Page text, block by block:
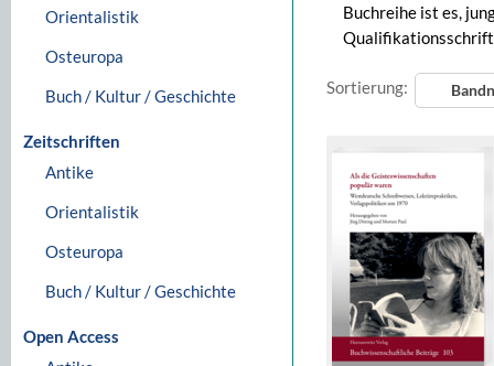
Orientalistik
Osteuropa
Buch / Kultur / Geschichte
Zeitschriften
Antike
Orientalistik
Osteuropa
Buch / Kultur / Geschichte
Open Access
Buchreihe ist es,
Sortierung: